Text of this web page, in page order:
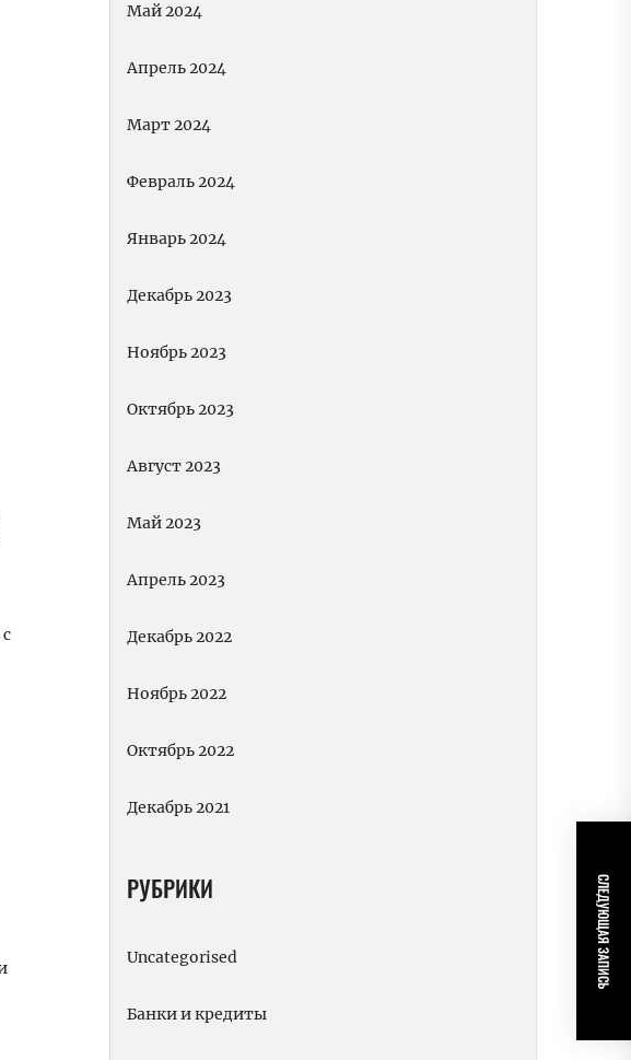
СЛЕДУЮЩАЯ ЗАПИСЬ
Май 2024
Апрель 2024
Март 2024
Февраль 2024
Январь 2024
Декабрь 2023
Ноябрь 2023
Октябрь 2023
Август 2023
Май 2023
Апрель 2023
Декабрь 2022
Ноябрь 2022
Октябрь 2022
Декабрь 2021
РУБРИКИ
Uncategorised
Банки и кредиты